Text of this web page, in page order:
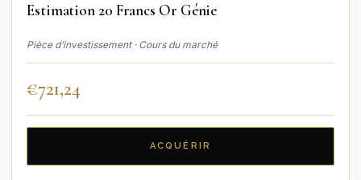
Estimation 20 Francs Or Génie
Pièce d’investissement · Cours du marché
€721,24
ACQUÉRIR